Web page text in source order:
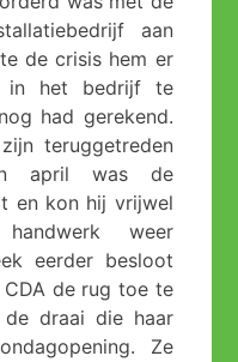
aan
de crisis hem er
in het bedrijf te
had gerekend.
teruggetreden
april was de
en kon hij vrijwel
weer
eerder besloot
de rug toe te
draai die haar
Ze